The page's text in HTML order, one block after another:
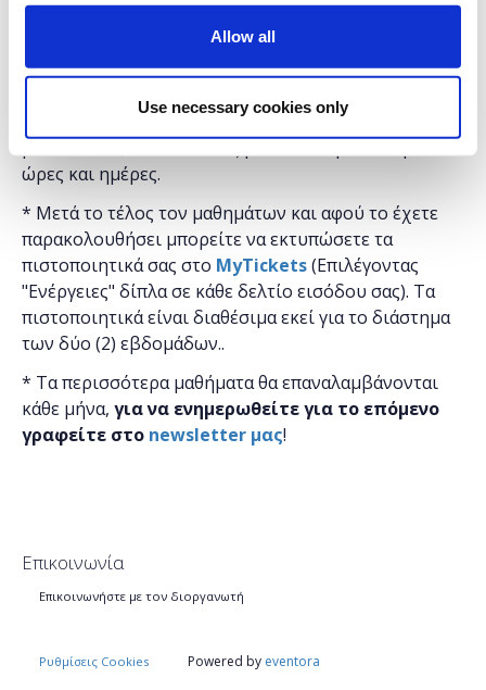
Allow all
Use necessary cookies only
* Τα μαθήματα με το ίδιο τίτλο έχουν και το ίδιο
περιεχόμενο, οπότε επιλέξτε να κάνετε έγγραφή
ώρες και ημέρες.
* Μετά το τέλος τον μαθημάτων και αφού το έχετε
παρακολουθήσει μπορείτε να εκτυπώσετε τα
πιστοποιητικά ​σας στο MyTickets(Επιλέγοντας
"Ενέργειες" δίπλα σε κάθε δελτίο εισόδου σας). Τα
πιστοποιητικά είναι διαθέσιμα εκεί για το διάστημα
των δύο (2) εβδομάδων..
* Τα περισσότερα μαθήματα θα επαναλαμβάνονται
κάθε μήνα, για να ενημερωθείτε για το επόμενο
γραφείτε στο newsletter μας!
Επικοινωνία
Επικοινωνήστε με τον διοργανωτή
Powered by eventora
Ρυθμίσεις Cookies